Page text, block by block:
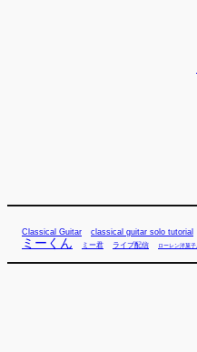
Classical Guitar classical guitar solo tutorial
ミーくん ミー君 ライブ配信 ローレン洋菓子